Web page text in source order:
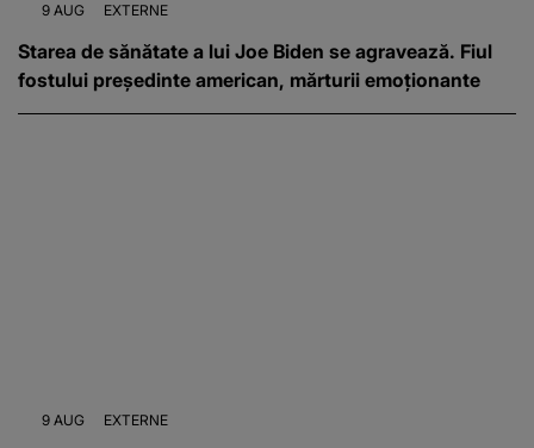
9 AUG EXTERNE
Starea de sănătate a lui Joe Biden se agravează. Fiul
fostului președinte american, mărturii emoționante
9 AUG EXTERNE